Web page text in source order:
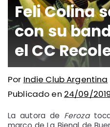
Feli Colina
con su
el CC
Por Indie Club Argentina
Publicado en 24/09/
La autora de Feroza